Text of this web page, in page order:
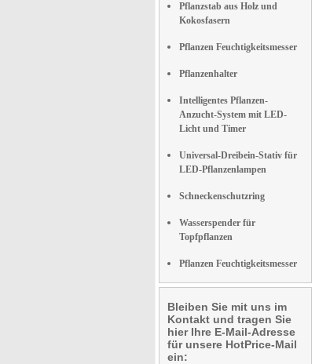
Pflanzstab aus Holz und
Kokosfasern
Pflanzen Feuchtigkeitsmesser
Pflanzenhalter
Intelligentes Pflanzen-
Anzucht-System mit LED-
Licht und Timer
Universal-Dreibein-Stativ für
LED-Pflanzenlampen
Schneckenschutzring
Wasserspender für
Topfpflanzen
Pflanzen Feuchtigkeitsmesser
Bleiben Sie mit uns im
Kontakt und tragen Sie
hier Ihre E-Mail-Adresse
für unsere HotPrice-Mail
ein: